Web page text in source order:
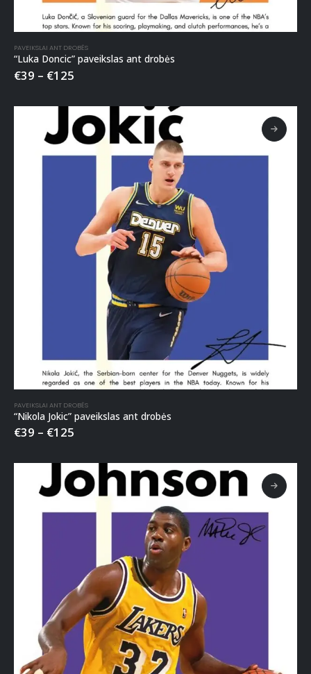
PAVEIKSLAI ANT DROBĖS
“Luka Doncic” paveikslas ant drobės
€39 – €125
PAVEIKSLAI ANT DROBĖS
“Nikola Jokic” paveikslas ant drobės
€39 – €125